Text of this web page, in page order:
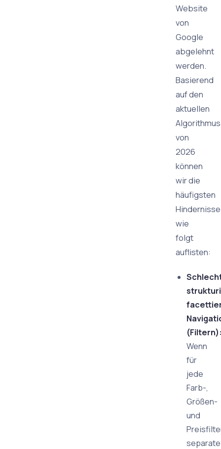
Website
von
Google
abgelehnt
werden.
Basierend
auf den
aktuellen
von
2026
können
wir die
häufigsten
Hindernisse
wie
folgt
auflisten:
Wenn
für
jede
Farb-,
Größen-
und
separate